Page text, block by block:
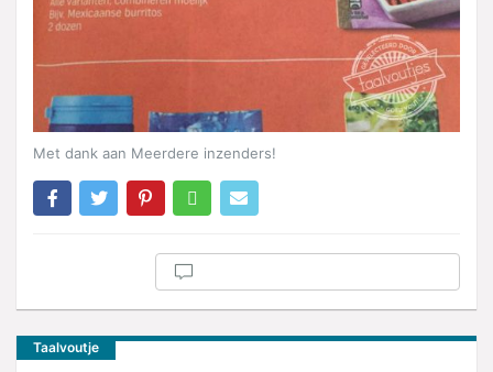
Met dank aan Meerdere inzenders!
Taalvoutje